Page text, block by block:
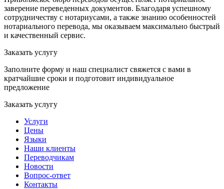
заверение переведенных документов. Благодаря успешному
сотрудничеству с нотариусами, а также знанию особенностей
нотариального перевода, мы оказываем максимально быстрый
и качественный сервис.
Заказать услугу
Заполните форму и наш специалист свяжется с вами в
кратчайшие сроки и подготовит индивидуальное
предложение
Заказать услугу
Услуги
Цены
Языки
Наши клиенты
Переводчикам
Новости
Вопрос-ответ
Контакты